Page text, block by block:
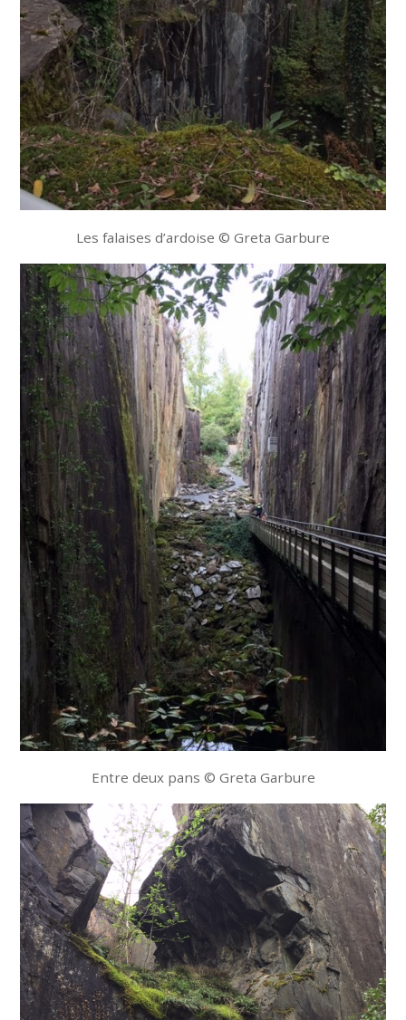
Les falaises d’ardoise © Greta Garbure
Entre deux pans © Greta Garbure